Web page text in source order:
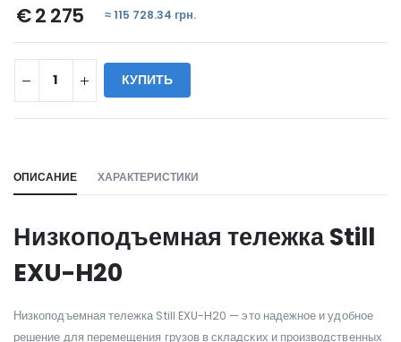
€ 2 275 ≈ 115 728.34 грн.
КУПИТЬ
ОПИСАНИЕ ХАРАКТЕРИСТИКИ
Низкоподъемная тележка Still
EXU-H20
Низкоподъемная тележка Still EXU-H20 — это надежное и удобное
решение для перемещения грузов в складских и производственных